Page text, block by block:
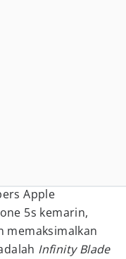
Apple
5s kemarin,
memaksimalkan
Infinity Blade